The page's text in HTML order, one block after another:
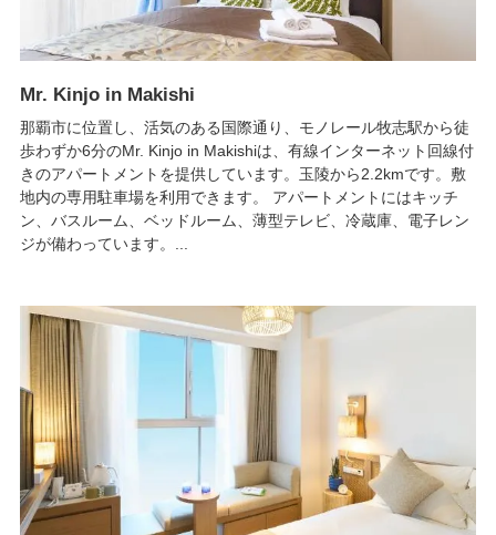
Mr. Kinjo in Makishi
那覇市に位置し、活気のある国際通り、モノレール牧志駅から徒
歩わずか6分のMr. Kinjo in Makishiは、有線インターネット回線付
きのアパートメントを提供しています。玉陵から2.2kmです。敷
地内の専用駐車場を利用できます。 アパートメントにはキッチ
ン、バスルーム、ベッドルーム、薄型テレビ、冷蔵庫、電子レン
ジが備わっています。...